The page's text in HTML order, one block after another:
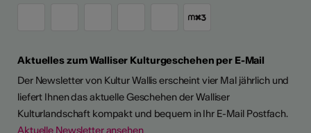
Aktuelles zum Walliser Kulturgeschehen per E-Mail
Der Newsletter von Kultur Wallis erscheint vier Mal jährlich und
liefert Ihnen das aktuelle Geschehen der Walliser
Kulturlandschaft kompakt und bequem in Ihr E-Mail Postfach.
Aktuelle Newsletter ansehen